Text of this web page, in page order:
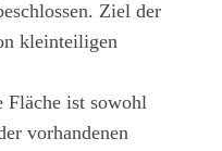
Ziel der
kleinteiligen
Fläche ist sowohl
vorhandenen